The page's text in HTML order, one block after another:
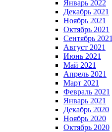
Январь 2022
Декабрь 2021
Ноябрь 2021
Октябрь 2021
Сентябрь 2021
Август 2021
Июнь 2021
Май 2021
Апрель 2021
Март 2021
Февраль 2021
Январь 2021
Декабрь 2020
Ноябрь 2020
Октябрь 2020